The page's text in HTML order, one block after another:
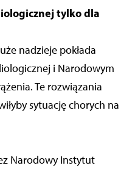
tylko dla
nadzieje pokłada
i Narodowym
Te rozwiązania
sytuację chorych na
Narodowy Instytut